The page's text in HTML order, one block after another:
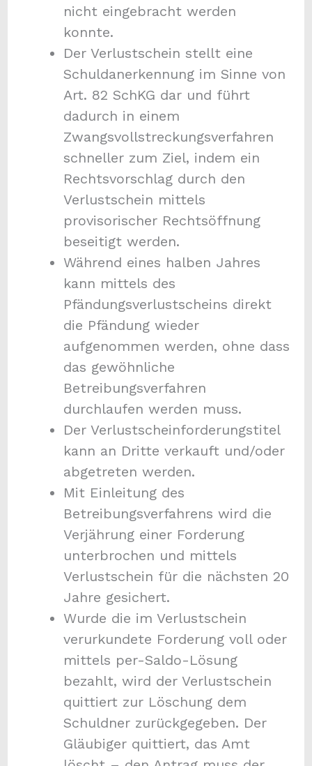
nicht eingebracht werden
konnte.
Der Verlustschein stellt eine
Schuldanerkennung im Sinne von
Art. 82 SchKG dar und führt
dadurch in einem
Zwangsvollstreckungsverfahren
schneller zum Ziel, indem ein
Rechtsvorschlag durch den
Verlustschein mittels
provisorischer Rechtsöffnung
beseitigt werden.
Während eines halben Jahres
kann mittels des
Pfändungsverlustscheins direkt
die Pfändung wieder
aufgenommen werden, ohne dass
das gewöhnliche
Betreibungsverfahren
durchlaufen werden muss.
Der Verlustscheinforderungstitel
kann an Dritte verkauft und/oder
abgetreten werden.
Mit Einleitung des
Betreibungsverfahrens wird die
Verjährung einer Forderung
unterbrochen und mittels
Verlustschein für die nächsten 20
Jahre gesichert.
Wurde die im Verlustschein
verurkundete Forderung voll oder
mittels per-Saldo-Lösung
bezahlt, wird der Verlustschein
quittiert zur Löschung dem
Schuldner zurückgegeben. Der
Gläubiger quittiert, das Amt